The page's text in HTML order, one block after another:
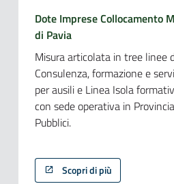
Dote Imprese Collocamento
di Pavia
Misura articolata in tree linee
Consulenza, formazione e
per ausili e Linea Isola
con sede operativa in
Pubblici.
Scopri di più